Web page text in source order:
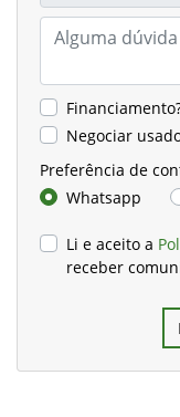
Negociar
Preferência de
Whatsapp
Li e aceito a
receber